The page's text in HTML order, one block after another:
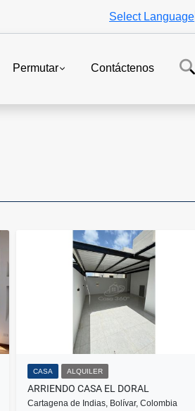
Select Language
Permutar Contáctenos
CASA ALQUILER
ARRIENDO CASA EL DORAL
Cartagena de Indias, Bolívar, Colombia